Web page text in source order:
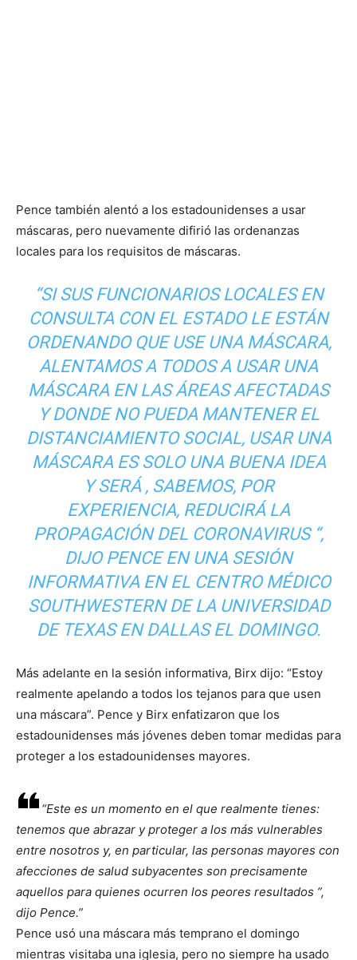
Pence también alentó a los estadounidenses a usar
máscaras, pero nuevamente difirió las ordenanzas
locales para los requisitos de máscaras.
“SI SUS FUNCIONARIOS LOCALES EN
CONSULTA CON EL ESTADO LE ESTÁN
ORDENANDO QUE USE UNA MÁSCARA,
ALENTAMOS A TODOS A USAR UNA
MÁSCARA EN LAS ÁREAS AFECTADAS
Y DONDE NO PUEDA MANTENER EL
DISTANCIAMIENTO SOCIAL, USAR UNA
MÁSCARA ES SOLO UNA BUENA IDEA
Y SERÁ , SABEMOS, POR
EXPERIENCIA, REDUCIRÁ LA
PROPAGACIÓN DEL CORONAVIRUS “,
DIJO PENCE EN UNA SESIÓN
INFORMATIVA EN EL CENTRO MÉDICO
SOUTHWESTERN DE LA UNIVERSIDAD
DE TEXAS EN DALLAS EL DOMINGO.
Más adelante en la sesión informativa, Birx dijo: “Estoy
realmente apelando a todos los tejanos para que usen
una máscara”. Pence y Birx enfatizaron que los
estadounidenses más jóvenes deben tomar medidas para
proteger a los estadounidenses mayores.
Este es un momento en el que realmente tienes:
tenemos que abrazar y proteger a los más vulnerables
entre nosotros y, en particular, las personas mayores con
afecciones de salud subyacentes son precisamente
aquellos para quienes ocurren los peores resultados ”,
dijo Pence.
Pence usó una máscara más temprano el domingo
mientras visitaba una iglesia, pero no siempre ha usado